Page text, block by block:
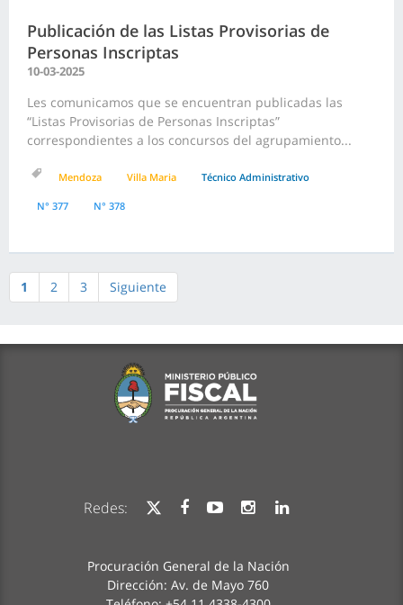
Publicación de las Listas Provisorias de
Personas Inscriptas
10-03-2025
Les comunicamos que se encuentran publicadas las
“Listas Provisorias de Personas Inscriptas”
correspondientes a los concursos del agrupamiento...
Mendoza Villa Maria Técnico Administrativo
N° 377 N° 378
1 2 3 Siguiente
Redes:
Procuración General de la Nación
Dirección: Av. de Mayo 760